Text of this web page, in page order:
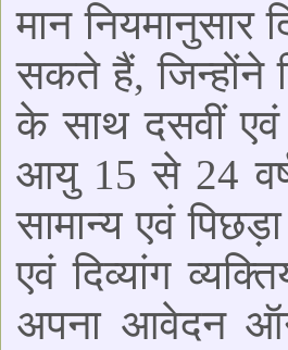
मान नियमानुसार
सकते हैं, जिन्होंने
के साथ दसवीं
आयु 15 से 24
सामान्य एवं
एवं दिव्यांग
अपना आवेदन